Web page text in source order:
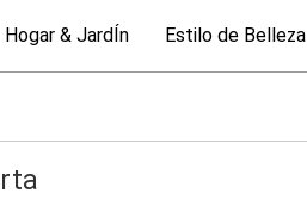
Hogar & JardÍn Estilo de Belleza